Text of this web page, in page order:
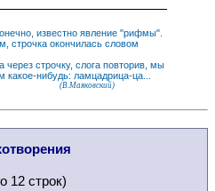
известно явление "рифмы".
строчка окончилась словом
через строчку, слога повторив, мы
какое-нибудь: ламцадрица-ца...
(В.Маяковский)
12 строк)